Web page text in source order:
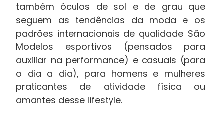
também óculos de sol e de grau que
seguem as tendências da moda e os
padrões internacionais de qualidade. São
Modelos esportivos (pensados para
auxiliar na performance) e casuais (para
o dia a dia), para homens e mulheres
praticantes de atividade física ou
amantes desse lifestyle.